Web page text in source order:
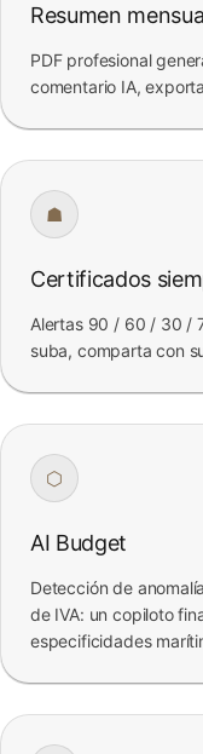
Resumen
PDF profesional
comentario IA,
☗
Certificados
Alertas 90 / 60 / 30 /
suba, comparta con
⬡
AI Budget
Detección de
de IVA: un copiloto
especificidades